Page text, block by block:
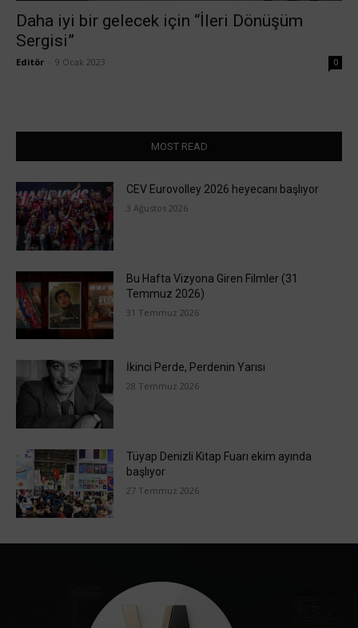
Daha iyi bir gelecek için “İleri Dönüşüm
Sergisi”
Editör 9 Ocak 2023 0
MOST READ
CEV Eurovolley 2026 heyecanı başlıyor
3 Ağustos 2026
Bu Hafta Vizyona Giren Filmler (31
Temmuz 2026)
31 Temmuz 2026
İkinci Perde, Perdenin Yarısı
28 Temmuz 2026
Tüyap Denizli Kitap Fuarı ekim ayında
başlıyor
27 Temmuz 2026